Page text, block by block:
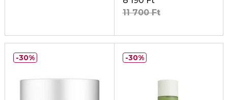
11 700 Ft
30% 30%